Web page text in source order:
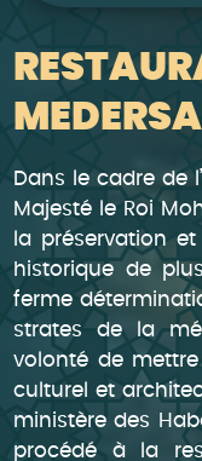
MEDERSA
Dans le cadre de
Majesté le Roi
la préservation
historique de
ferme
strates de la
volonté de
culturel et
ministère des
procédé à la